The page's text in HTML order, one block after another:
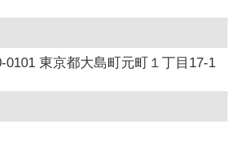
0101 東京都大島町元町１丁目17-1